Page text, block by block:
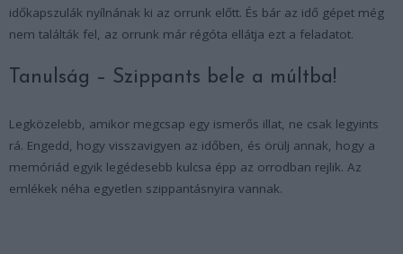
időkapszulák nyílnának ki az orrunk előtt. És bár az idő gépet még
nem találták fel, az orrunk már régóta ellátja ezt a feladatot.
Tanulság – Szippants bele a múltba!
Legközelebb, amikor megcsap egy ismerős illat, ne csak legyints
rá. Engedd, hogy visszavigyen az időben, és örülj annak, hogy a
memóriád egyik legédesebb kulcsa épp az orrodban rejlik. Az
emlékek néha egyetlen szippantásnyira vannak.